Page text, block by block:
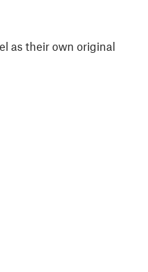
as their own original